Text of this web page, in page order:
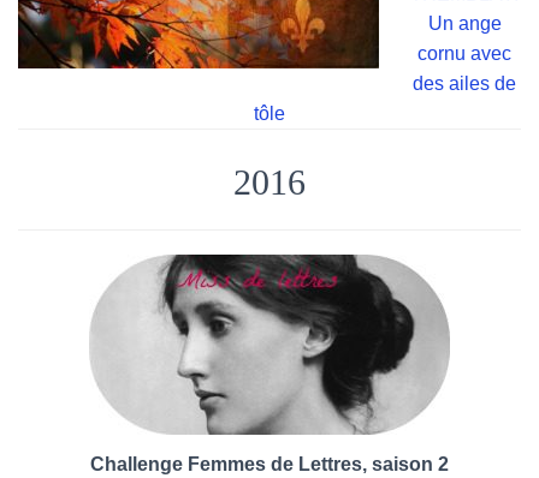
Un ange
cornu avec
des ailes de
tôle
2016
Challenge Femmes de Lettres, saison 2